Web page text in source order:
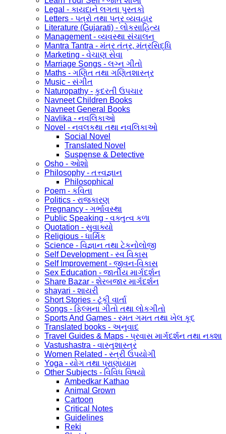
Legal - કાયદાને લગતા પુસ્તકો
Letters - પત્રો તથા પત્ર વ્યવહાર
Literature (Gujarati) - લોકસાહિત્ય
Management - વ્યવસ્થા સંચાલન
Mantra Tantra - મંત્ર તંત્ર, મંત્રસિદ્ધિ
Marketing - વેચાણ સેવા
Marriage Songs - લગ્ન ગીતો
Maths - ગણિત તથા ગણિતશાસ્ત્ર
Music - સંગીત
Naturopathy - કુદરતી ઉપચાર
Navneet Children Books
Navneet General Books
Navlika - નવલિકાઓ
Novel - નવલકથા તથા નવલિકાઓ
Social Novel
Translated Novel
Suspense & Detective
Osho - ઓશો
Philosophy - તત્ત્વજ્ઞાન
Philosophical
Poem - કવિતા
Politics - રાજકારણ
Pregnancy - ગર્ભાવસ્થા
Public Speaking - વક્તુત્વ કળા
Quotation - સુવાક્યો
Religious - ધાર્મિક
Science - વિજ્ઞાન તથા ટેકનોલોજી
Self Development - સ્વ વિકાસ
Self Improvement - જીવન-વિકાસ
Sex Education - જાતીય માર્ગદર્શન
Share Bazar - શેરબજાર માર્ગદર્શન
shayari - શાયરી
Short Stories - ટૂંકી વાર્તા
Songs - ફિલ્મના ગીતો તથા લોકગીતો
Sports And Games - રમત ગમત તથા ખેલ કૂદ
Translated books - અનુવાદ
Travel Guides & Maps - પ્રવાસ માર્ગદર્શન તથા નક્શા
Vastushastra - વાસ્તુશાસ્ત્ર
Women Related - સ્ત્રી ઉપયોગી
Yoga - યોગ તથા પ્રાણાયામ
Other Subjects - વિવિધ વિષયો
Ambedkar Kathao
Animal Grown
Cartoon
Critical Notes
Guidelines
Reki